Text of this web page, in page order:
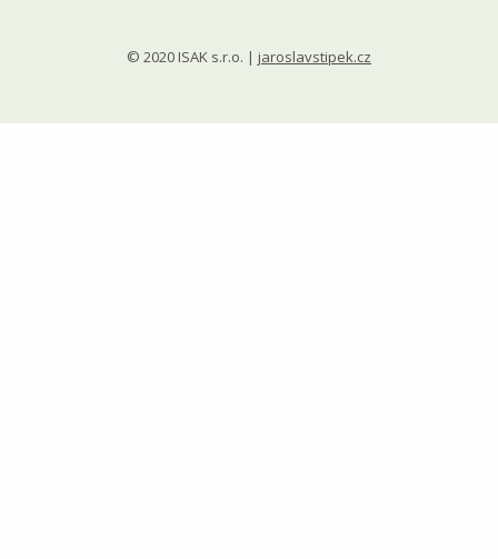
© 2020 ISAK s.r.o. | jaroslavstipek.cz